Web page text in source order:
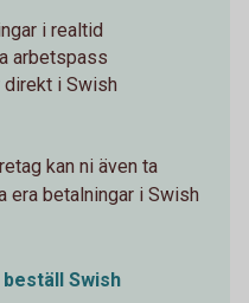
i realtid
arbetspass
direkt i Swish
kan ni även ta
era betalningar i Swish
beställ Swish